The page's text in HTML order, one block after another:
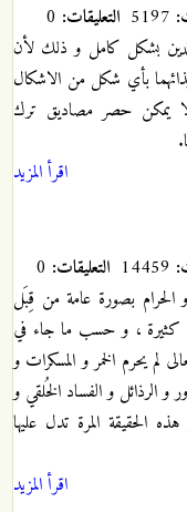
التعليقات:
بشكل كامل و ذلك لأن
بأي شكل من الاشكال
لا يمكن حصر مصاديق ترك
اقرأ المزيد
التعليقات:
الحرام بصورة عامة من قِبَل
كثيرة ، و حسب ما جاء في
لم يحرم الخمر و المسكرات و
و الرذائل و الفساد الخُلقي و
الحقيقة المرة تدل عليها
اقرأ المزيد